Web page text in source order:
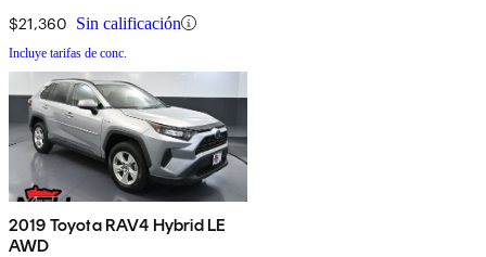
$21,360 Sin calificación
Incluye tarifas de conc.
2019 Toyota RAV4 Hybrid LE
AWD